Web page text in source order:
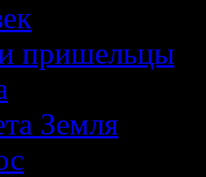
пришельцы
Земля